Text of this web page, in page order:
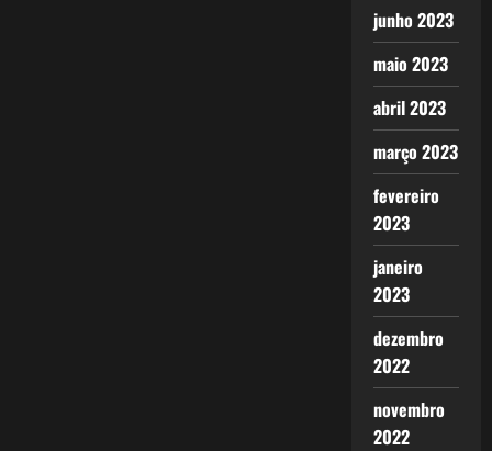
junho 2023
maio 2023
abril 2023
março 2023
fevereiro
2023
janeiro
2023
dezembro
2022
novembro
2022